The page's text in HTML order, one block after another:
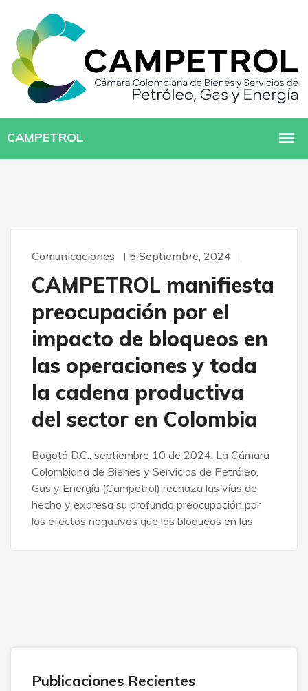
Comunicaciones 5 Septiembre, 2024
CAMPETROL manifiesta
preocupación por el
impacto de bloqueos en
las operaciones y toda
la cadena productiva
del sector en Colombia
Bogotá D.C., septiembre 10 de 2024. La Cámara
Colombiana de Bienes y Servicios de Petróleo,
Gas y Energía (Campetrol) rechaza las vías de
hecho y expresa su profunda preocupación por
los efectos negativos que los bloqueos en las
Publicaciones Recientes